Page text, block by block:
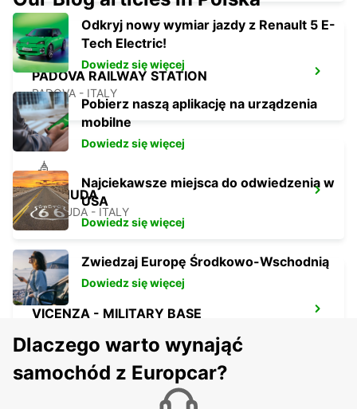
PADOVA RAILWAY STATION
PADOVA - ITALY
CORNUDA
CORNUDA - ITALY
VICENZA - MILITARY BASE
Odkryj nowy wymiar jazdy z Renault 5 E-
Tech Electric!
Dowiedz się więcej
Pobierz naszą aplikację na urządzenia
mobilne
Dowiedz się więcej
Najciekawsze miejsca do odwiedzenia w
USA
Dowiedz się więcej
Zwiedzaj Europę Środkowo-Wschodnią
Dowiedz się więcej
Dlaczego warto wynająć
samochód z Europcar?